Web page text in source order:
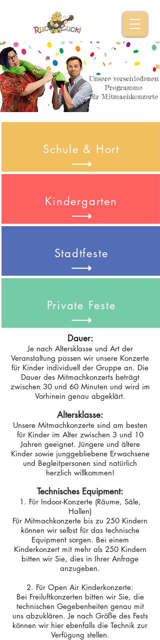
Unsere verschiedenen
Programme
für Mitmachkonzerte
Schule & Hort
Kindergarten
Stadtfeste
Private Feste
Dauer:
Je nach Altersklasse und Art der
Veranstaltung passen wir unsere Konzerte
für Kinder individuell der Gruppe an. Die
Dauer des Mitmachkonzerts beträgt
zwischen 30 und 60 Minuten und wird im
Vorhinein genau abgeklärt.
Altersklasse:
Unsere Mitmachkonzerte sind am besten
für Kinder im Alter zwischen 3 und 10
Jahren geeignet. Jüngere und ältere
Kinder sowie junggebliebene Erwachsene
und Begleitpersonen sind natürlich
herzlich willkommen!
Technisches Equipment:
Für Indoor-Konzerte (Räume, Säle,
Hallen)
Für Mitmachkonzerte bis zu 250 Kindern
können wir selbst für das technische
Equipment sorgen. Bei einem
Kinderkonzert mit mehr als 250 Kindern
bitten wir Sie, dies in Ihrer Anfrage
anzugeben.
2. Für Open Air Kinderkonzerte:
Bei Freiluftkonzerten bitten wir Sie, die
technischen Gegebenheiten genau mit
uns abzuklären. Je nach Größe des Fests
können wir hier ebenfalls die Technik zur
Verfügung stellen.